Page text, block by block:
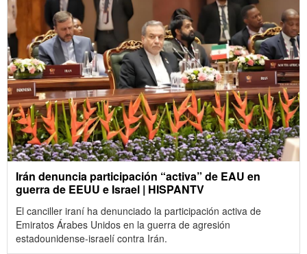
Irán denuncia participación “activa” de EAU en
guerra de EEUU e Israel | HISPANTV
El canciller iraní ha denunciado la participación activa de
Emiratos Árabes Unidos en la guerra de agresión
estadounidense-israelí contra Irán.